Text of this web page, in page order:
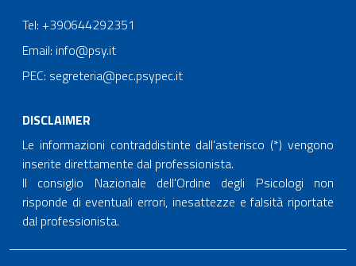
Tel: +390644292351
Email: info@psy.it
PEC: segreteria@pec.psypec.it
DISCLAIMER
Le informazioni contraddistinte dall'asterisco (*) vengono
inserite direttamente dal professionista.
Il consiglio Nazionale dell'Ordine degli Psicologi non
risponde di eventuali errori, inesattezze e falsità riportate
dal professionista.